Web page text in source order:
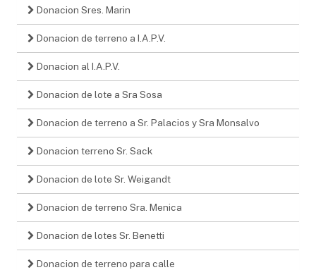
Donacion Sres. Marin
Donacion de terreno a I.A.P.V.
Donacion al I.A.P.V.
Donacion de lote a Sra Sosa
Donacion de terreno a Sr. Palacios y Sra Monsalvo
Donacion terreno Sr. Sack
Donacion de lote Sr. Weigandt
Donacion de terreno Sra. Menica
Donacion de lotes Sr. Benetti
Donacion de terreno para calle